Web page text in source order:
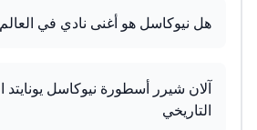
هل نيوكاسل هو أغنى نادي في
آلان شيرر أسطورة نيوكاسل يونايتد
التاريخي